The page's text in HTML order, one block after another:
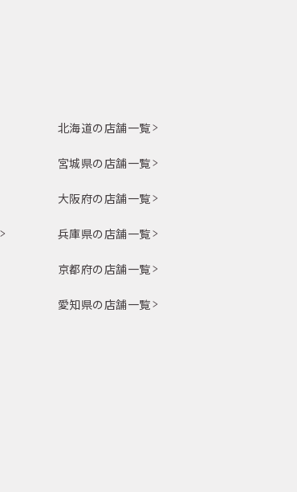
北海道の店舗一覧
宮城県の店舗一覧
大阪府の店舗一覧
兵庫県の店舗一覧
京都府の店舗一覧
愛知県の店舗一覧